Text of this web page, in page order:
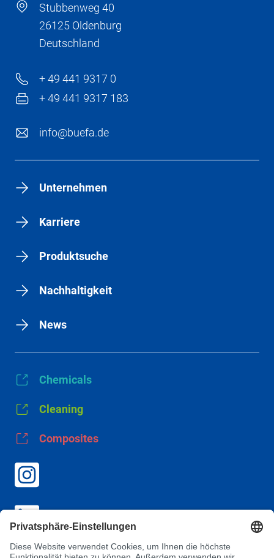
Stubbenweg 40
26125 Oldenburg
Deutschland
+ 49 441 9317 0
+ 49 441 9317 183
info@buefa.de
Unternehmen
Karriere
Produktsuche
Nachhaltigkeit
News
Chemicals
Cleaning
Composites